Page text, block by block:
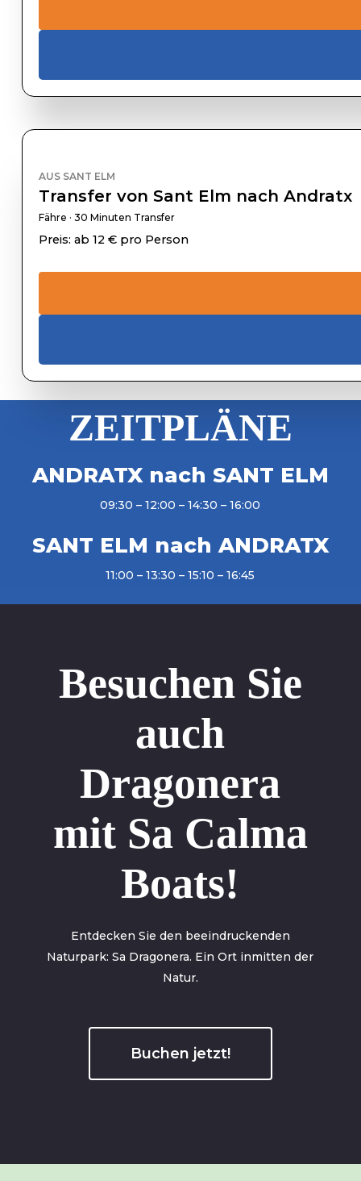
AUS SANT ELM
Transfer von Sant Elm nach Andratx
Fähre · 30 Minuten Transfer
Preis: ab 12 € pro Person
ZEITPLÄNE
ANDRATX nach SANT ELM
09:30 – 12:00 – 14:30 – 16:00
SANT ELM nach ANDRATX
11:00 – 13:30 – 15:10 – 16:45
Besuchen Sie
auch
Dragonera
mit Sa Calma
Boats!
Entdecken Sie den beeindruckenden
Naturpark: Sa Dragonera. Ein Ort inmitten der
Natur.
Buchen jetzt!